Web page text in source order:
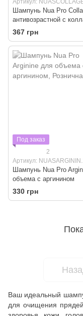
Артикул:
Шампунь Nua Pro
антивозрастной с
367 грн
Под заказ
2
Артикул:
Шампунь Nua Pro
объема с аргинином
330 грн
Ваш идеальный
для очищения